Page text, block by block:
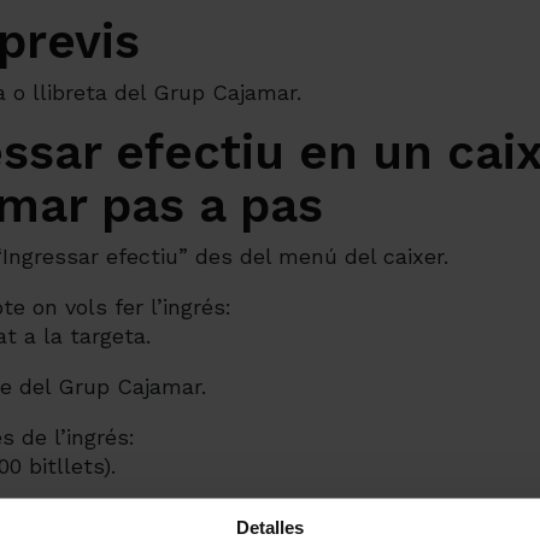
Detalles
o llibreta del Grup Cajamar.
efectiu en un
pas a pas
efectiu” des del menú del caixer.
on vols fer l’ingrés:
a la targeta.
del Grup Cajamar.
de l’ingrés:
bitllets).